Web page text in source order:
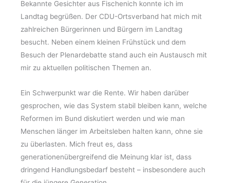
Bekannte Gesichter aus Fischenich konnte ich im
Landtag begrüßen. Der CDU-Ortsverband hat mich mit
zahlreichen Bürgerinnen und Bürgern im Landtag
besucht. Neben einem kleinen Frühstück und dem
Besuch der Plenardebatte stand auch ein Austausch mit
mir zu aktuellen politischen Themen an.
Ein Schwerpunkt war die Rente. Wir haben darüber
gesprochen, wie das System stabil bleiben kann, welche
Reformen im Bund diskutiert werden und wie man
Menschen länger im Arbeitsleben halten kann, ohne sie
zu überlasten. Mich freut es, dass
generationenübergreifend die Meinung klar ist, dass
dringend Handlungsbedarf besteht – insbesondere auch